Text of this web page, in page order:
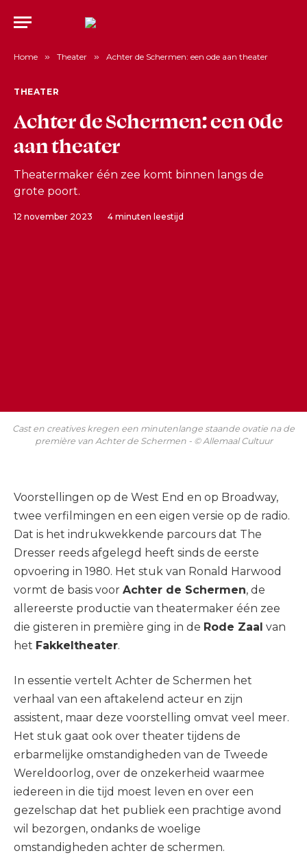
Home » Theater » Achter de Schermen: een ode aan theater
THEATER
Achter de Schermen: een ode
aan theater
Theatermaker één zee komt binnen langs de
grote poort.
12 november 2023 4 minuten leestijd
Cast en creatives kregen een minutenlange staande ovatie na de
première van Achter de Schermen - © Allemaal Cultuur
Voorstellingen op de West End en op Broadway,
twee verfilmingen en een eigen versie op de radio.
Dat is het indrukwekkende parcours dat The
Dresser reeds afgelegd heeft sinds de eerste
opvoering in 1980. Het stuk van Ronald Harwood
vormt de basis voor Achter de Schermen, de
allereerste productie van theatermaker één zee
die gisteren in première ging in de Rode Zaal van
het Fakkeltheater.
In essentie vertelt Achter de Schermen het
verhaal van een aftakelend acteur en zijn
assistent, maar deze voorstelling omvat veel meer.
Het stuk gaat ook over theater tijdens de
erbarmelijke omstandigheden van de Tweede
Wereldoorlog, over de onzekerheid waarmee
iedereen in die tijd moest leven en over een
gezelschap dat het publiek een prachtige avond
wil bezorgen, ondanks de woelige
omstandigheden achter de schermen.